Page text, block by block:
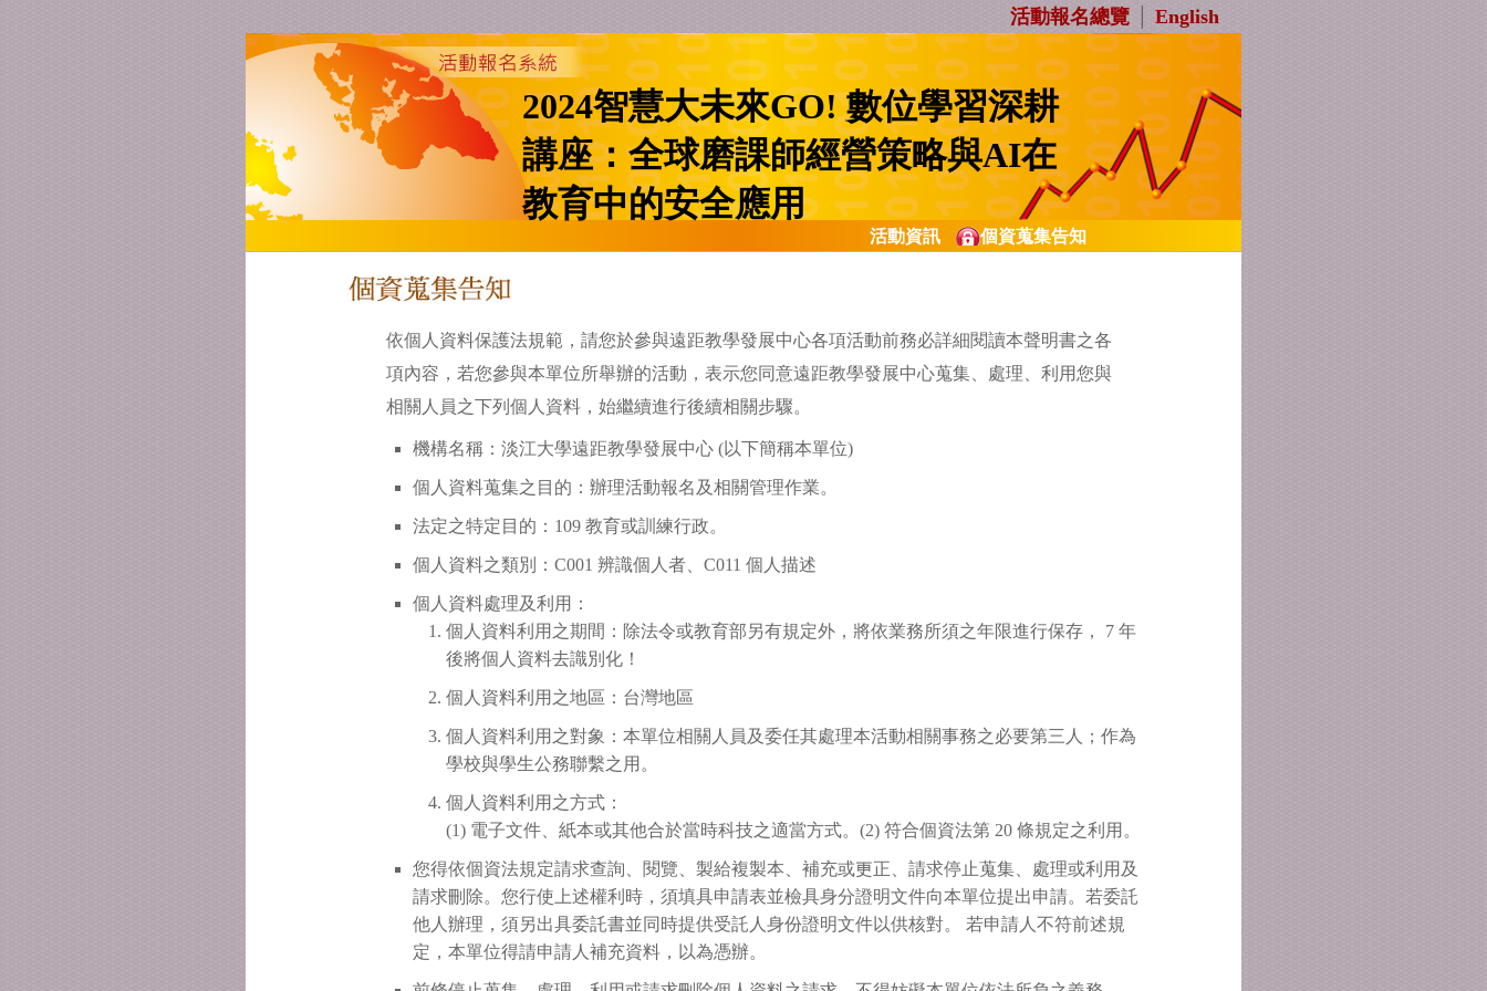
活動報名總覽 English
2024智慧大未來GO! 數位學習深耕
講座：全球磨課師經營策略與AI在
教育中的安全應用
活動資訊 個資蒐集告知
依個人資料保護法規範，請您於參與遠距教學發展中心各項活動前務必詳細閱讀本聲明書之各
項內容，若您參與本單位所舉辦的活動，表示您同意遠距教學發展中心蒐集、處理、利用您與
相關人員之下列個人資料，始繼續進行後續相關步驟。
機構名稱：淡江大學遠距教學發展中心 (以下簡稱本單位)
個人資料蒐集之目的：辦理活動報名及相關管理作業。
法定之特定目的：109 教育或訓練行政。
個人資料之類別：C001 辨識個人者、C011 個人描述
個人資料處理及利用：
個人資料利用之期間：除法令或教育部另有規定外，將依業務所須之年限進行保存， 7 年
後將個人資料去識別化！
個人資料利用之地區：台灣地區
個人資料利用之對象：本單位相關人員及委任其處理本活動相關事務之必要第三人；作為
學校與學生公務聯繫之用。
個人資料利用之方式：
(1) 電子文件、紙本或其他合於當時科技之適當方式。(2) 符合個資法第 20 條規定之利用。
您得依個資法規定請求查詢、閱覽、製給複製本、補充或更正、請求停止蒐集、處理或利用及
請求刪除。您行使上述權利時，須填具申請表並檢具身分證明文件向本單位提出申請。若委託
他人辦理，須另出具委託書並同時提供受託人身份證明文件以供核對。 若申請人不符前述規
定，本單位得請申請人補充資料，以為憑辦。